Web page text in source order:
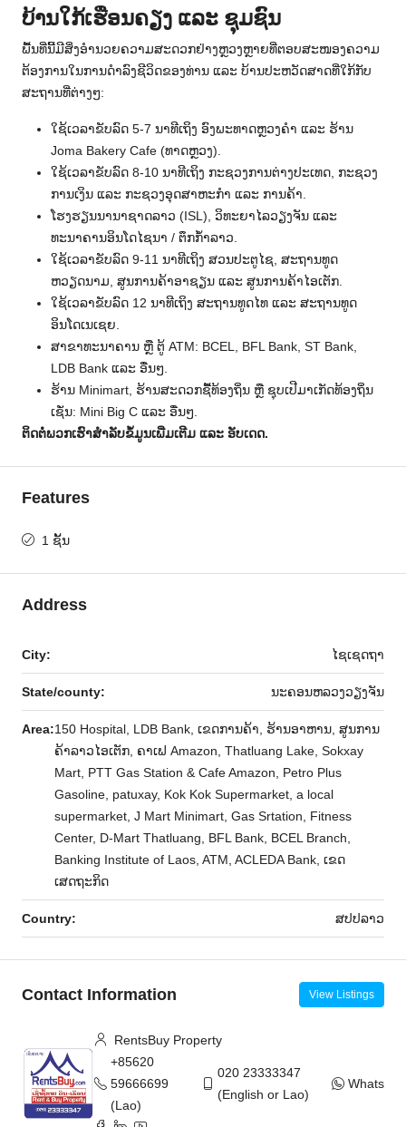
ບ້ານໃກ້ເຮືອນຄຽງ ແລະ ຊຸມຊົນ
ພື້ນທີ່ນີ້ມີສິ່ງອໍານວຍຄວາມສະດວກຢ່າງຫຼວງຫຼາຍທີ່ຕອບສະໜອງຄວາມ
ຕ້ອງການໃນການດໍາລົງຊີວິດຂອງທ່ານ ແລະ ບ້ານປະຫວັດສາດທີ່ໃກ້ກັບ
ສະຖານທີ່ຕ່າງໆ:
ໃຊ້ເວລາຂັບລົດ 5-7 ນາທີເຖິງ ອົງພະທາດຫຼວງຄໍາ ແລະ ຮ້ານ
Joma Bakery Cafe (ທາດຫຼວງ).
ໃຊ້ເວລາຂັບລົດ 8-10 ນາທີເຖິງ ກະຊວງການຕ່າງປະເທດ, ກະຊວງ
ການເງິນ ແລະ ກະຊວງອຸດສາຫະກຳ ແລະ ການຄ້າ.
ໂຮງຮຽນນານາຊາດລາວ (ISL), ວິທະຍາໄລວຽງຈັນ ແລະ
ທະນາຄານອິນໂດໄຊນາ / ຕຶກກໍ້າລາວ.
ໃຊ້ເວລາຂັບລົດ 9-11 ນາທີເຖິງ ສວນປະຕູໄຊ, ສະຖານທູດ
ຫວຽດນາມ, ສູນການຄ້າອາຊຽນ ແລະ ສູນການຄ້າໄອເຕັກ.
ໃຊ້ເວລາຂັບລົດ 12 ນາທີເຖິງ ສະຖານທູດໄທ ແລະ ສະຖານທູດ
ອິນໂດເນເຊຍ.
ສາຂາທະນາຄານ ຫຼື ຕູ້ ATM: BCEL, BFL Bank, ST Bank,
LDB Bank ແລະ ອື່ນໆ.
ຮ້ານ Minimart, ຮ້ານສະດວກຊື້ທ້ອງຖິ່ນ ຫຼື ຊຸບເປີມາເກັດທ້ອງຖິ່ນ
ເຊັ່ນ: Mini Big C ແລະ ອື່ນໆ.
ຕິດຕໍ່ພວກເຮົາສໍາລັບຂໍ້ມູນເພີ່ມເຕີມ ແລະ ອັບເດດ.
Features
1 ຊັ້ນ
Address
City: ໄຊເຊດຖາ
State/county: ນະຄອນຫລວງວຽງຈັນ
Area:150 Hospital, LDB Bank, ເຂດການຄ້າ, ຮ້ານອາຫານ, ສູນການ
ຄ້າລາວໄອເຕັກ, ຄາເຟ Amazon, Thatluang Lake, Sokxay
Mart, PTT Gas Station & Cafe Amazon, Petro Plus
Gasoline, patuxay, Kok Kok Supermarket, a local
supermarket, J Mart Minimart, Gas Srtation, Fitness
Center, D-Mart Thatluang, BFL Bank, BCEL Branch,
Banking Institute of Laos, ATM, ACLEDA Bank, ເຂດ
ເສດຖະກິດ
Country: ສ​ປ​ປ​ລາວ
Contact Information View Listings
RentsBuy Property
+85620
59666699
(Lao)
020 23333347
(English or Lao)
WhatsApp